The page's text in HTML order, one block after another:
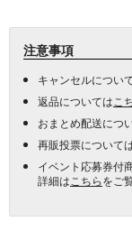
注意事項
キャンセルについ
返品については こ
おまとめ配送につ
再販投票について
イベント応募券付
詳細は こちらをご